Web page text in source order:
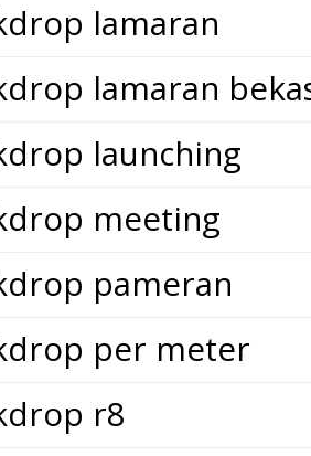
lamaran
lamaran
launching
meeting
pameran
per meter
r8